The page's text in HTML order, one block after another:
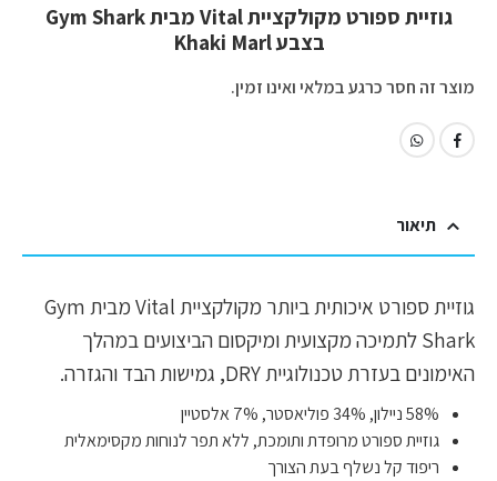
גוזיית ספורט מקולקציית Vital מבית Gym Shark
בצבע Khaki Marl
מוצר זה חסר כרגע במלאי ואינו זמין.
תיאור
גוזיית ספורט איכותית ביותר מקולקציית Vital מבית Gym
Shark לתמיכה מקצועית ומיקסום הביצועים במהלך
האימונים בעזרת טכנולוגיית DRY, גמישות הבד והגזרה.
58% ניילון, 34% פוליאסטר, 7% אלסטיין
גוזיית ספורט מרופדת ותומכת, ללא תפר לנוחות מקסימאלית
ריפוד קל נשלף בעת הצורך